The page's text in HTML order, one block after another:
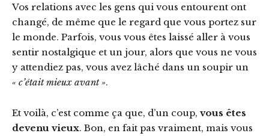
Vos relations avec les gens qui vous entourent ont
changé, de même que le regard que vous portez sur
le monde. Parfois, vous vous êtes laissé aller à vous
sentir nostalgique et un jour, alors que vous ne vous
y attendiez pas, vous avez lâché dans un soupir un
« c’était mieux avant ».
Et voilà, c’est comme ça que, d’un coup, vous êtes
devenu vieux. Bon, en fait pas vraiment, mais vous